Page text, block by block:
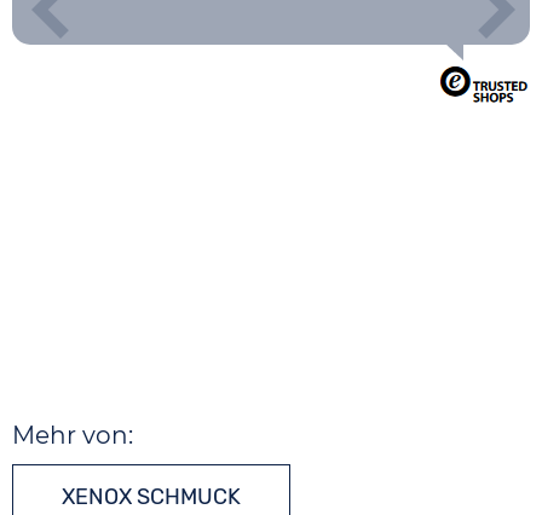
Mehr von:
XENOX SCHMUCK